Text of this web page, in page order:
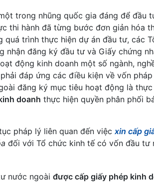
trong nhũng quốc gia đáng để đầu
thi hành đã từng bước đơn giản hóa
quá trình thực hiện dự án đầu tư, các
nhận đăng ký đầu tư và Giấy chứng
động kinh doanh một số ngành,
đáp ứng các điều kiện về vốn
đăng ký mục tiêu hoạt động là
doanh thực hiện quyền phân phối
pháp lý liên quan đến việc xin cấp
đối với Tổ chức kinh tế có vốn đầu tư
nước ngoài được cấp giấy phép kinh